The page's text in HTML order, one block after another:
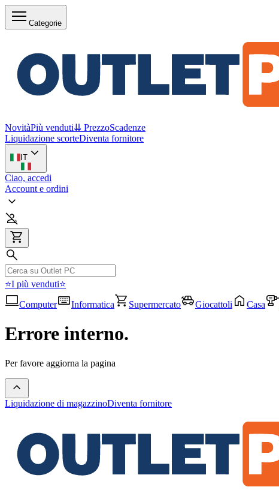
Categorie
NovitàPiù venduti⇊ PrezzoScadenze
Liquidazione scorteDiventa fornitore
IT
Ciao, accedi
Account e ordini
⭐I più venduti⭐
Computer
Informatica Supermercato Giocattoli Casa
Errore interno.
Per favore aggiorna la pagina
Liquidazione di magazzinoDiventa fornitore